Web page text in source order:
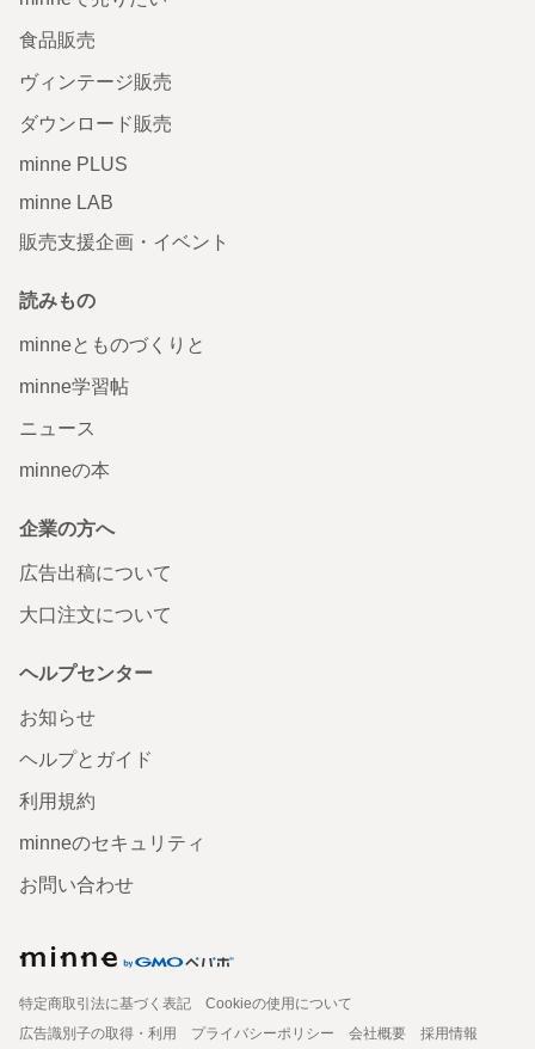
食品販売
ヴィンテージ販売
ダウンロード販売
minne PLUS
minne LAB
販売支援企画・イベント
読みもの
minneとものづくりと
minne学習帖
ニュース
minneの本
企業の方へ
広告出稿について
大口注文について
ヘルプセンター
お知らせ
ヘルプとガイド
利用規約
minneのセキュリティ
お問い合わせ
特定商取引法に基づく表記
Cookieの使用について
広告識別子の取得・利用
プライバシーポリシー 会社概要
採用情報